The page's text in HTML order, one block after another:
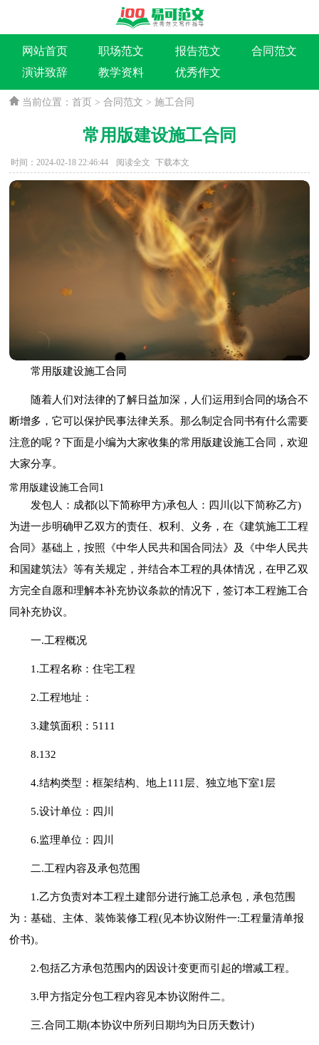
网站首页 职场范文 报告范文
合同范文
演讲致辞
教学资料 优秀作文
当前位置：首页 >合同范文 >施工合同
常用版建设施工合同
时间：2024-02-18 22:46:44 阅读全文 下载本文
常用版建设施工合同
随着人们对法律的了解日益加深，人们运用到合同的场合不
断增多，它可以保护民事法律关系。那么制定合同书有什么需要
注意的呢？下面是小编为大家收集的常用版建设施工合同，欢迎
大家分享。
常用版建设施工合同1
发包人：成都(以下简称甲方)承包人：四川(以下简称乙方)
为进一步明确甲乙双方的责任、权利、义务，在《建筑施工工程
合同》基础上，按照《中华人民共和国合同法》及《中华人民共
和国建筑法》等有关规定，并结合本工程的具体情况，在甲乙双
方完全自愿和理解本补充协议条款的情况下，签订本工程施工合
同补充协议。
一.工程概况
1.工程名称：住宅工程
2.工程地址：
3.建筑面积：5111
8.132
4.结构类型：框架结构、地上111层、独立地下室1层
5.设计单位：四川
6.监理单位：四川
二.工程内容及承包范围
1.乙方负责对本工程土建部分进行施工总承包，承包范围
为：基础、主体、装饰装修工程(见本协议附件一:工程量清单报
价书)。
2.包括乙方承包范围内的因设计变更而引起的增减工程。
3.甲方指定分包工程内容见本协议附件二。
三.合同工期(本协议中所列日期均为日历天数计)